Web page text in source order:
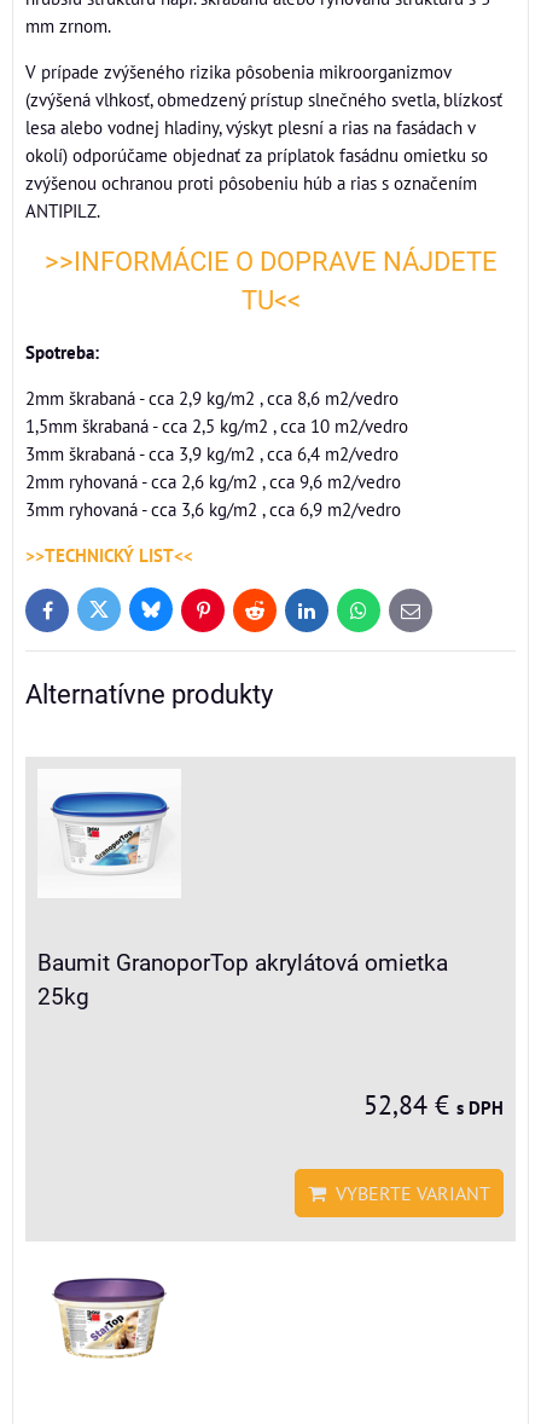
mm zrnom.
V prípade zvýšeného rizika pôsobenia mikroorganizmov
(zvýšená vlhkosť, obmedzený prístup slnečného svetla, blízkosť
lesa alebo vodnej hladiny, výskyt plesní a rias na fasádach v
okolí) odporúčame objednať za príplatok fasádnu omietku so
zvýšenou ochranou proti pôsobeniu húb a rias s označením
ANTIPILZ.
>>INFORMÁCIE O DOPRAVE NÁJDETE
TU<<
Spotreba:
2mm škrabaná - cca 2,9 kg/m2 , cca 8,6 m2/vedro
1,5mm škrabaná - cca 2,5 kg/m2 , cca 10 m2/vedro
3mm škrabaná - cca 3,9 kg/m2 , cca 6,4 m2/vedro
2mm ryhovaná - cca 2,6 kg/m2 , cca 9,6 m2/vedro
3mm ryhovaná - cca 3,6 kg/m2 , cca 6,9 m2/vedro
>>TECHNICKÝ LIST<<
FacebookTwitter BlueskyPinterestReddit LinkedInWhatsApp
E-
mail
Alternatívne produkty
Baumit GranoporTop akrylátová omietka
25kg
52,84 € s DPH
VYBERTE VARIANT